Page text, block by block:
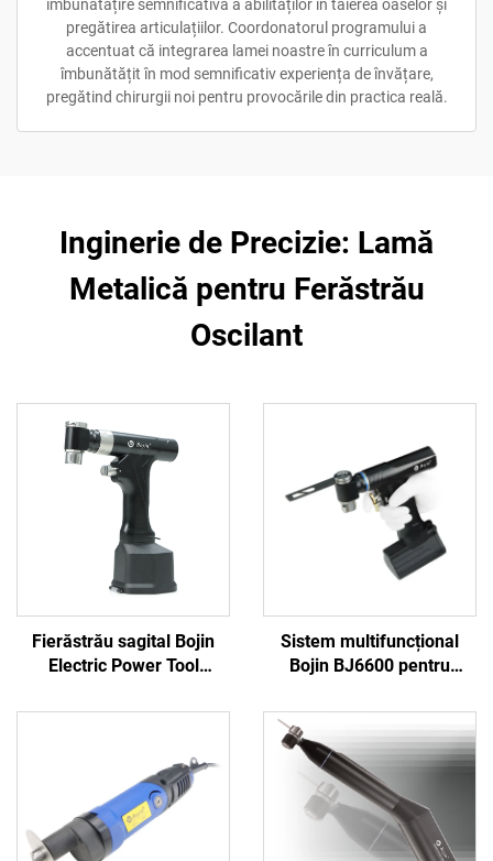
îmbunătățire semnificativă a abilităților în tăierea oaselor și
pregătirea articulațiilor. Coordonatorul programului a
accentuat că integrarea lamei noastre în curriculum a
îmbunătățit în mod semnificativ experiența de învățare,
pregătind chirurgii noi pentru provocările din practica reală.
Inginerie de Precizie: Lamă
Metalică pentru Ferăstrău
Oscilant
Fierăstrău sagital Bojin
Electric Power Tool
sistemul ortopedic de
traumatisme 5000
Sistem multifuncțional
Bojin BJ6600 pentru
aparat chirurgical
universal pentru găurit,
tăiat și strâns șuruburi,
pentru chirurgie
traumatică și articulară